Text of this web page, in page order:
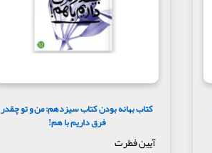
کتاب بهانه بودن کتاب سیزدهم: من و تو چقدر
فرق داریم با هم!
آیین فطرت